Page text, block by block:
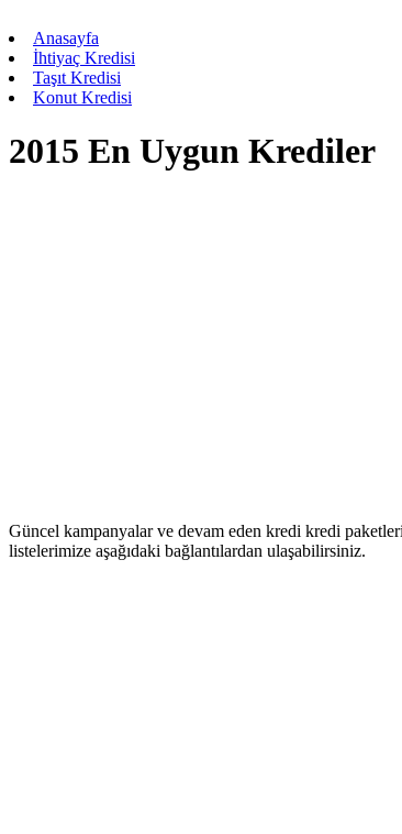
Anasayfa
İhtiyaç Kredisi
Taşıt Kredisi
Konut Kredisi
2015 En Uygun Krediler
Güncel kampanyalar ve devam eden kredi kredi
listelerimize aşağıdaki bağlantılardan ulaşabilirsiniz.